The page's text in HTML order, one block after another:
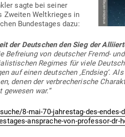
sagte bei seiner
Zweiten Welt­krieges in
Bun­des­tages dazu:
der Deut­schen den Sieg der
von deut­scher Fremd-
Regimes für viele
auf einen deut­schen ‚Endsieg‘.
denen der ver­bre­che­rische
war.“
8‑mai-70-jahrestag-des-
ansprache-von-professor-